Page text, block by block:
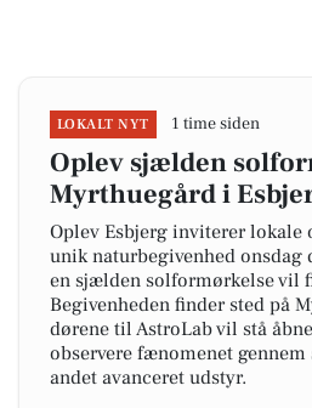
LOKALT NYT 1 time siden
Oplev sjælden
Myrthuegård i
Oplev Esbjerg inviterer lokale
unik naturbegivenhed onsdag
en sjælden solformørkelse vil
Begivenheden finder sted på
dørene til AstroLab vil stå
observere fænomenet
andet avanceret udstyr.